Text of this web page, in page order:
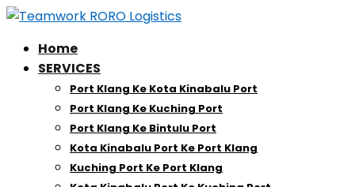
Home
SERVICES
Port Klang Ke Kota Kinabalu Port
Port Klang Ke Kuching Port
Port Klang Ke Bintulu Port
Kota Kinabalu Port Ke Port Klang
Kuching Port Ke Port Klang